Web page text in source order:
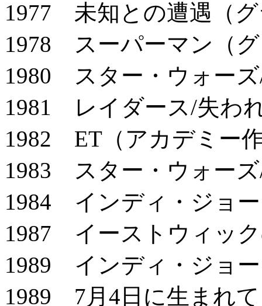
1977 未知との遭遇（
1978 スーパーマン（
1980 スター・ウォー
1981 レイダース/失わ
1982 ET（アカデミー
1983 スター・ウォー
1984 インディ・ジョ
1987 イーストウィッ
1989 インディ・ジョ
1989 7月4日に生まれて